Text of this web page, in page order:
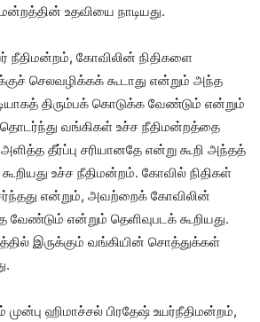
உதவியை நாடியது.
நீதிமன்றம், கோவிலின் நிதிகளை
செலவழிக்கக் கூடாது என்றும் அந்த
திரும்பக் கொடுக்க வேண்டும் என்றும்
வங்கிகள் உச்ச நீதிமன்றத்தை
தீர்ப்பு சரியானதே என்று கூறி அந்தத்
உச்ச நீதிமன்றம். கோவில் நிதிகள்
என்றும், அவற்றைக் கோவிலின்
என்றும் தெளிவுபடக் கூறியது.
இருக்கும் வங்கியின் சொத்துக்கள்
முன்பு ஹிமாச்சல் பிரதேஷ் உயர்நீதிமன்றம்,